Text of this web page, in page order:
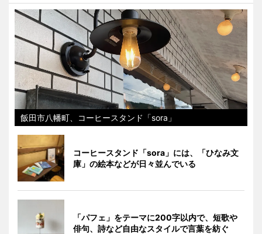
飯田市八幡町、コーヒースタンド「sora」
コーヒースタンド「sora」には、「ひなみ文
庫」の絵本などが日々並んでいる
「パフェ」をテーマに200字以内で、短歌や
俳句、詩など自由なスタイルで言葉を紡ぐ